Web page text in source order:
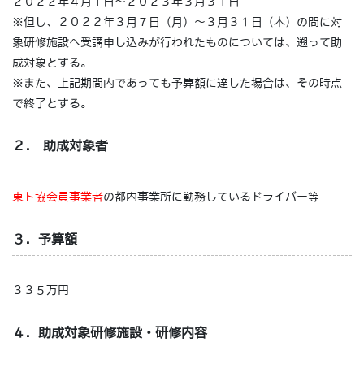
※但し、２０２２年３月７日（月）～３月３１日（木）の間に対
象研修施設へ受講申し込みが行われたものについては、遡って助
成対象とする。
※また、上記期間内であっても予算額に達した場合は、その時点
で終了とする。
２. 助成対象者
東ト協会員事業者の都内事業所に勤務しているドライバー等
３．予算額
３３５万円
４．助成対象研修施設・研修内容